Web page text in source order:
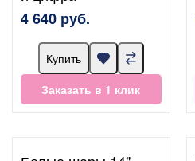
4 640 руб.
Купить
Заказать в 1 клик